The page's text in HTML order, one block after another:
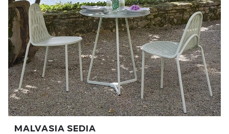
MALVASIA SEDIA